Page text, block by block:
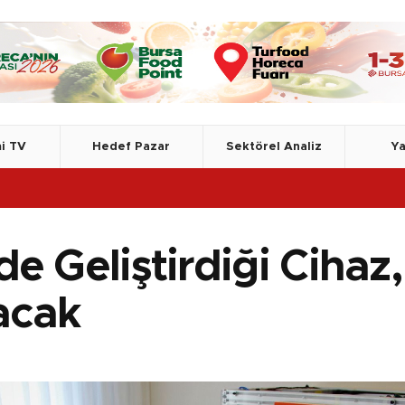
TV Hedef Pazar Sektörel Analiz
Geliştirdiği